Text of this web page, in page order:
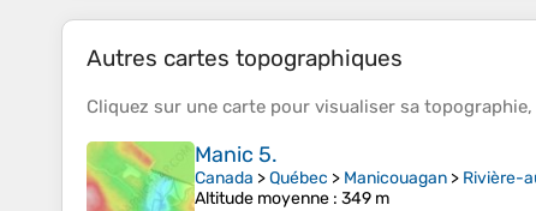
Autres cartes topographiques
Cliquez sur une carte pour visualiser sa topographie
Manic 5.
Canada >Québec > Manicouagan > Rivière-
Altitude moyenne : 349 m